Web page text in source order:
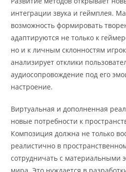
интеграции звука и геймплея.
возможность формировать
адаптируются не только к
но и к личным склонностям
анализирует отклики
аудиосопровождение под его
настроение.
Виртуальная и дополненная
новые потребности к
Композиция должна не только
реалистично в
сотрудничать с материальными